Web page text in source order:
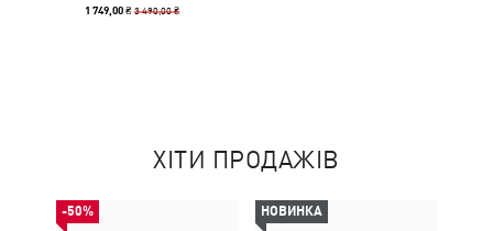
1 749,00 ₴3 490,00 ₴
ХІТИ ПРОДАЖІВ
-50% НОВИНКА